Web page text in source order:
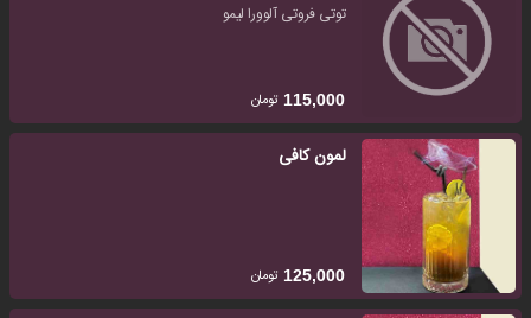
توتی فروتی آلوورا لیمو
115,000 تومان
لمون کافی
125,000 تومان